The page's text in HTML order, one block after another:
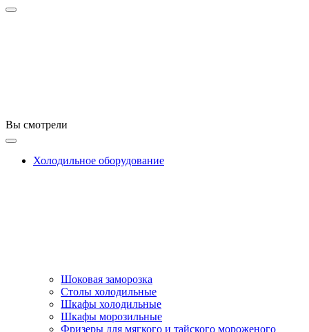
Вы смотрели
Холодильное оборудование
Шоковая заморозка
Столы холодильные
Шкафы холодильные
Шкафы морозильные
Фризеры для мягкого и тайского мороженого